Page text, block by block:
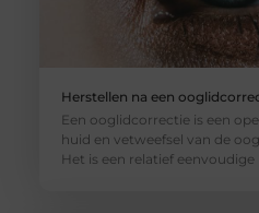
Herstellen na een
Een ooglidcorrectie is een
huid en vetweefsel van de
Het is een relatief eenvoudige